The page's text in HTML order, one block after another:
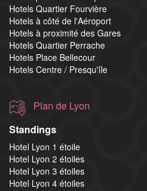
Hotels Quartier Fourvière
Hotels à côté de l'Aéroport
Hotels à proximité des Gares
Hotels Quartier Perrache
Hotels Place Bellecour
Hotels Centre / Presqu'île
Plan de Lyon
Standings
Hotel Lyon 1 étoile
Hotel Lyon 2 étoiles
Hotel Lyon 3 étoiles
Hotel Lyon 4 étoiles